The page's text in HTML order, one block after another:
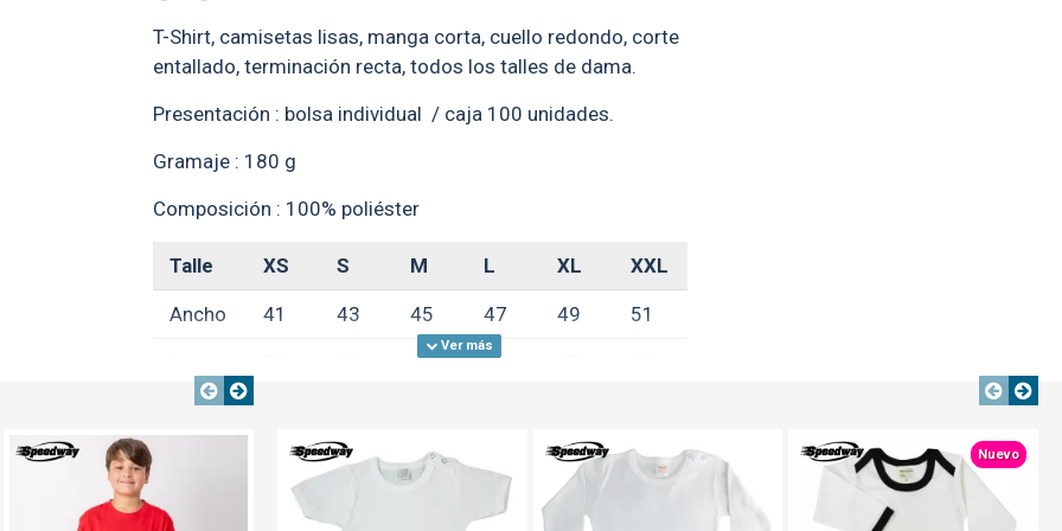
T-Shirt, camisetas lisas, manga corta, cuello redondo, corte
entallado, terminación recta, todos los talles de dama.
Presentación : bolsa individual / caja 100 unidades.
Gramaje : 180 g
Composición : 100% poliéster
Talle XS S M L XL XXL
Ancho 41 43 45 47 49 51
63 65
Manga
Cómo sublimar:
TEXTTRANSPARENTE TEXTTRANSPARENTESALE TEXTTRANSPARENTE
TEXTTRANSPARENTE TEXTTRANSPARENTE Nuevo
TEXTTRANSPARENTE